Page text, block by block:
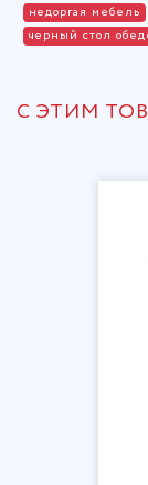
недоргая мебель
черный стол
С ЭТИМ